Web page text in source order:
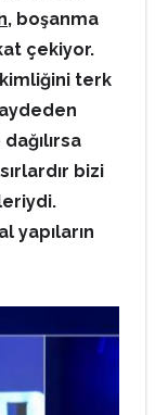
, boşanma
çekiyor.
terk
bizi
yapıların